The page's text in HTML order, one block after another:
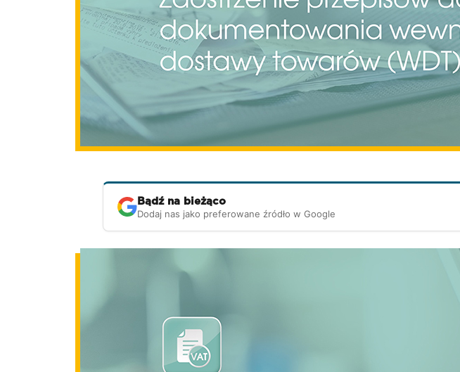
Bądź na bieżąco
Dodaj nas jako preferowane źródło w Google